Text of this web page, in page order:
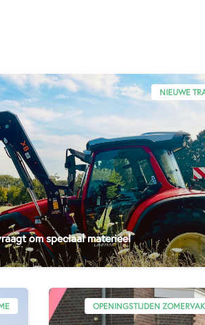
NIEUWE
om speciaal materieel
OPENINGSTIJDEN